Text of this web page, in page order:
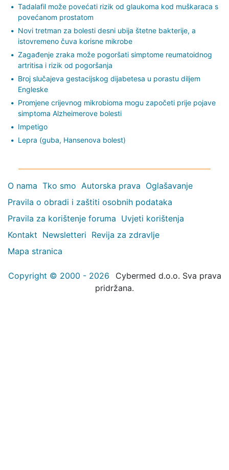
Tadalafil može povećati rizik od glaukoma kod muškaraca s
povećanom prostatom
Novi tretman za bolesti desni ubija štetne bakterije, a
istovremeno čuva korisne mikrobe
Zagađenje zraka može pogoršati simptome reumatoidnog
artritisa i rizik od pogoršanja
Broj slučajeva gestacijskog dijabetesa u porastu diljem
Engleske
Promjene crijevnog mikrobioma mogu započeti prije pojave
simptoma Alzheimerove bolesti
Impetigo
Lepra (guba, Hansenova bolest)
O nama Tko smo Autorska prava Oglašavanje
Pravila o obradi i zaštiti osobnih podataka
Pravila za korištenje foruma Uvjeti korištenja
Kontakt Newsletteri Revija za zdravlje
Mapa stranica
Copyright © 2000 - 2026
Cybermed d.o.o. Sva prava
pridržana.